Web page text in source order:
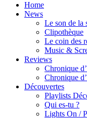
Home
News
Le son de la
Clipothèque
Le coin des
Music &
Reviews
Chronique
Chronique
Découvertes
Playlists
Qui es-tu ?
Lights On /